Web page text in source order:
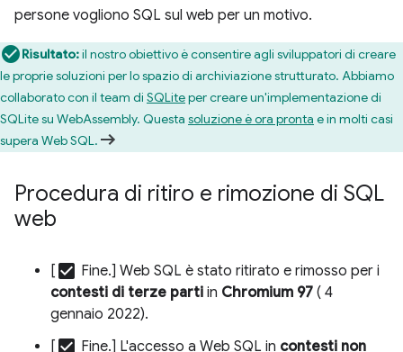
persone vogliono SQL sul web per un motivo.
Risultato:il nostro obiettivo è consentire agli sviluppatori di creare
le proprie soluzioni per lo spazio di archiviazione strutturato. Abbiamo
collaborato con il team di SQLiteper creare un'implementazione di
SQLite su WebAssembly. Questa soluzione è ora pronta e in molti casi
supera Web SQL.
Procedura di ritiro e rimozione di SQL
web
[ check_box Fine.] Web SQL è stato ritirato e rimosso per i
contesti di terze parti in Chromium 97 ( 4
gennaio 2022).
[ check_box Fine.] L'accesso a Web SQL in contesti non